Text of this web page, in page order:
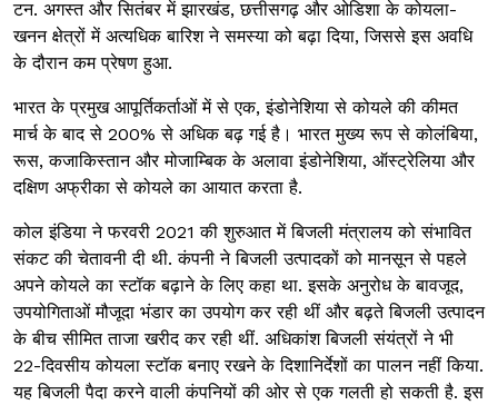
टन. अगस्त और सितंबर में झारखंड, छत्तीसगढ़ और ओडिशा के कोयला-
खनन क्षेत्रों में अत्यधिक बारिश ने समस्या को बढ़ा दिया, जिससे इस अवधि
के दौरान कम प्रेषण हुआ.
भारत के प्रमुख आपूर्तिकर्ताओं में से एक, इंडोनेशिया से कोयले की कीमत
मार्च के बाद से 200% से अधिक बढ़ गई है। भारत मुख्य रूप से कोलंबिया,
रूस, कजाकिस्तान और मोजाम्बिक के अलावा इंडोनेशिया, ऑस्ट्रेलिया और
दक्षिण अफ्रीका से कोयले का आयात करता है.
कोल इंडिया ने फरवरी 2021 की शुरुआत में बिजली मंत्रालय को संभावित
संकट की चेतावनी दी थी. कंपनी ने बिजली उत्पादकों को मानसून से पहले
अपने कोयले का स्टॉक बढ़ाने के लिए कहा था. इसके अनुरोध के बावजूद,
उपयोगिताओं मौजूदा भंडार का उपयोग कर रही थीं और बढ़ते बिजली उत्पादन
के बीच सीमित ताजा खरीद कर रही थीं. अधिकांश बिजली संयंत्रों ने भी
22-दिवसीय कोयला स्टॉक बनाए रखने के दिशानिर्देशों का पालन नहीं किया.
यह बिजली पैदा करने वाली कंपनियों की ओर से एक गलती हो सकती है. इस